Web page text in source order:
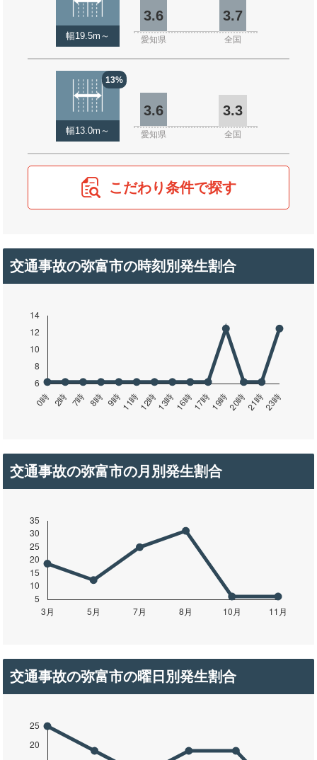
幅19.5m～
3.6 3.7
愛知県 全国
13%
幅13.0m～
3.6 3.3
愛知県 全国
こだわり条件で探す
交通事故の弥富市の時刻別発生割合
交通事故の弥富市の月別発生割合
交通事故の弥富市の曜日別発生割合